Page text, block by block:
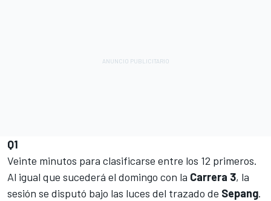
Q1
Veinte minutos para clasificarse entre los 12 primeros.
Al igual que sucederá el domingo con la Carrera 3, la
sesión se disputó bajo las luces del trazado de Sepang.